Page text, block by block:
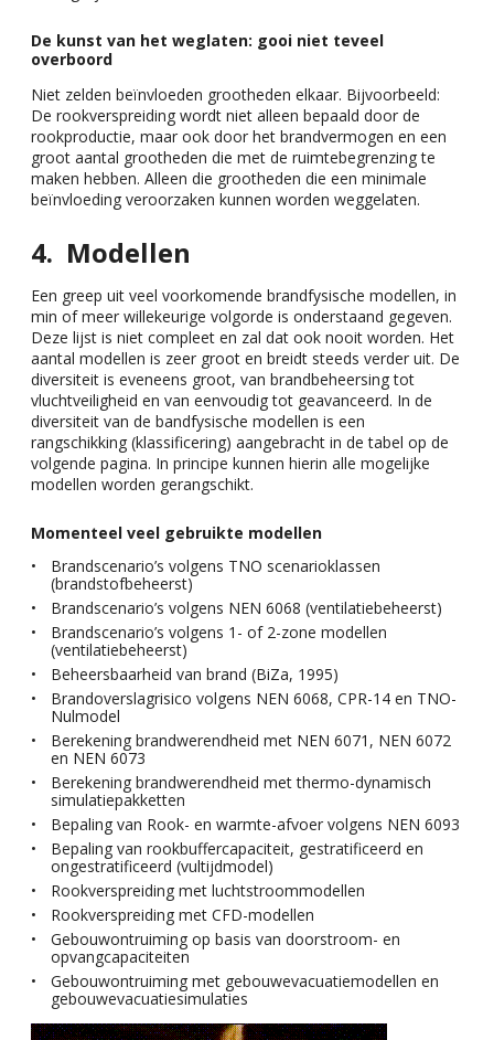
De kunst van het weglaten: gooi niet teveel
overboord
Niet zelden beïnvloeden grootheden elkaar. Bijvoorbeeld:
De rookverspreiding wordt niet alleen bepaald door de
rookproductie, maar ook door het brandvermogen en een
groot aantal grootheden die met de ruimtebegrenzing te
maken hebben. Alleen die grootheden die een minimale
beïnvloeding veroorzaken kunnen worden weggelaten.
Modellen
Een greep uit veel voorkomende brandfysische modellen, in
min of meer willekeurige volgorde is onderstaand gegeven.
Deze lijst is niet compleet en zal dat ook nooit worden. Het
aantal modellen is zeer groot en breidt steeds verder uit. De
diversiteit is eveneens groot, van brandbeheersing tot
vluchtveiligheid en van eenvoudig tot geavanceerd. In de
diversiteit van de bandfysische modellen is een
rangschikking (klassificering) aangebracht in de tabel op de
volgende pagina. In principe kunnen hierin alle mogelijke
modellen worden gerangschikt.
Momenteel veel gebruikte modellen
Brandscenario’s volgens TNO scenarioklassen
(brandstofbeheerst)
Brandscenario’s volgens NEN 6068 (ventilatiebeheerst)
Brandscenario’s volgens 1- of 2-zone modellen
(ventilatiebeheerst)
Beheersbaarheid van brand (BiZa, 1995)
Brandoverslagrisico volgens NEN 6068, CPR-14 en TNO-
Nulmodel
Berekening brandwerendheid met NEN 6071, NEN 6072
en NEN 6073
Berekening brandwerendheid met thermo-dynamisch
simulatiepakketten
Bepaling van Rook- en warmte-afvoer volgens NEN 6093
Bepaling van rookbuffercapaciteit, gestratificeerd en
ongestratificeerd (vultijdmodel)
Rookverspreiding met luchtstroommodellen
Rookverspreiding met CFD-modellen
Gebouwontruiming op basis van doorstroom- en
opvangcapaciteiten
Gebouwontruiming met gebouwevacuatiemodellen en
gebouwevacuatiesimulaties